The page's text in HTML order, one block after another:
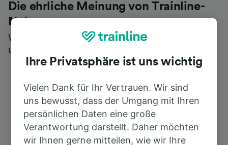
Die ehrliche Meinung von Trainline-
Nutzern
Wer könnte Ihnen besseres Feedback geben als
unsere Kunden selbst?
Ihre Privatsphäre ist uns wichtig
Vielen Dank für Ihr Vertrauen. Wir sind
uns bewusst, dass der Umgang mit Ihren
persönlichen Daten eine große
Verantwortung darstellt. Daher möchten
wir Ihnen gerne mitteilen, wie wir Ihre